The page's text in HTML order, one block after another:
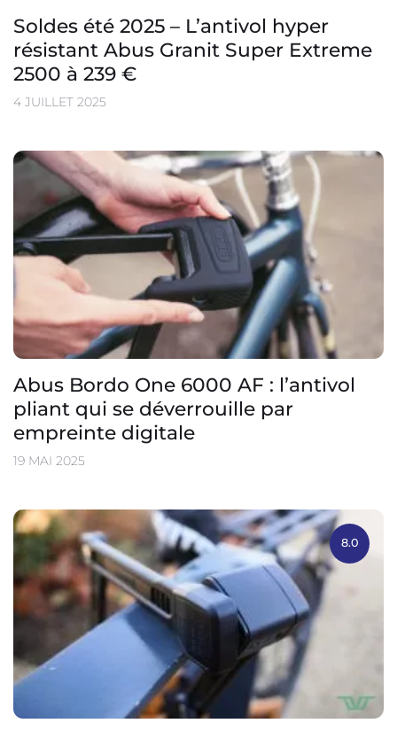
Soldes été 2025 – L’antivol hyper
résistant Abus Granit Super Extreme
2500 à 239 €
4 JUILLET 2025
Abus Bordo One 6000 AF : l’antivol
pliant qui se déverrouille par
empreinte digitale
19 MAI 2025
8.0